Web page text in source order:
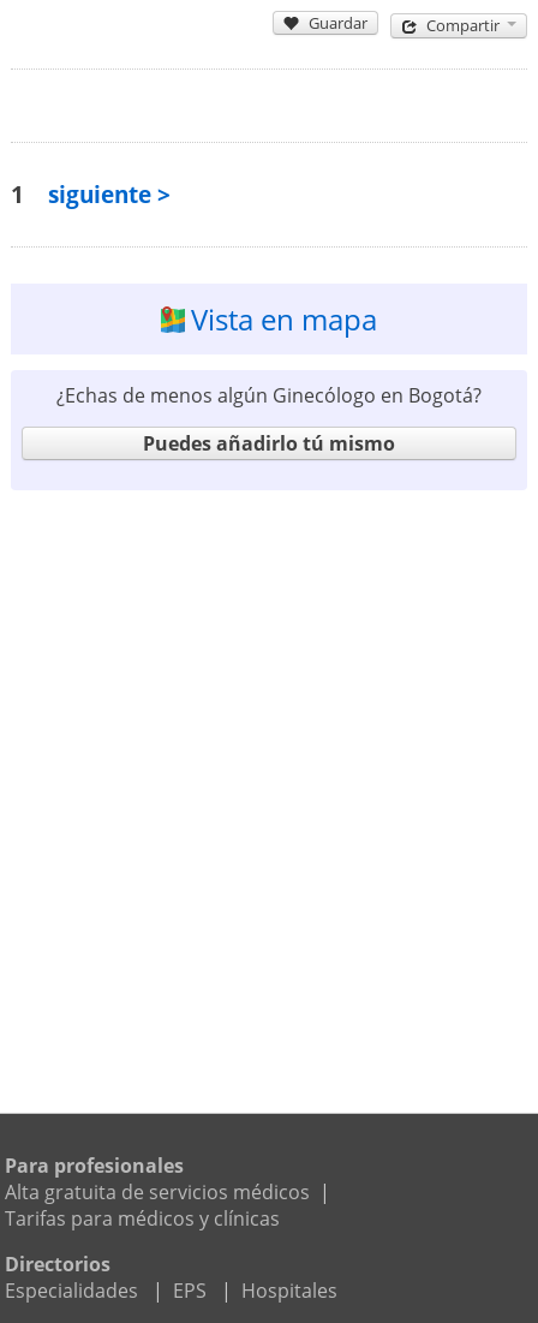
Guardar Compartir
1 siguiente >
Vista en mapa
¿Echas de menos algún Ginecólogo en Bogotá?
Puedes añadirlo tú mismo
Para profesionales
Alta gratuita de servicios médicos |
Tarifas para médicos y clínicas
Directorios
Especialidades
| EPS | Hospitales